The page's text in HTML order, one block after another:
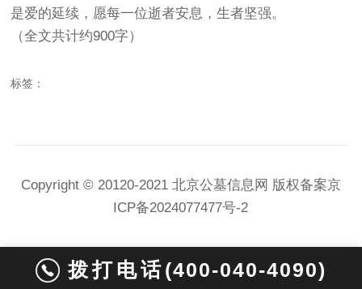
是爱的延续，愿每一位逝者安息，生者坚强。
（全文共计约900字）
标签：
Copyright © 20120-2021 北京公墓信息网 版权备案京
ICP备2024077477号-2
拨打电话(400-040-4090)